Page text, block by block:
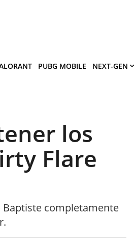
PUBG MOBILE NEXT-GEN
los
Flare
Baptiste completamente